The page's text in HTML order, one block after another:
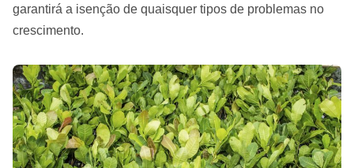
garantirá a isenção de quaisquer tipos de problemas no
crescimento.